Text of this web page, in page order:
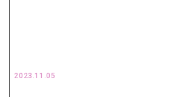
2023.11.05